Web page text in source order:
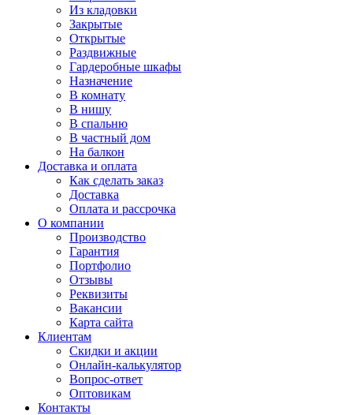
Из кладовки
Закрытые
Открытые
Раздвижные
Гардеробные шкафы
Назначение
В комнату
В нишу
В спальню
В частный дом
На балкон
Доставка и оплата
Как сделать заказ
Доставка
Оплата и рассрочка
О компании
Производство
Гарантия
Портфолио
Отзывы
Реквизиты
Вакансии
Карта сайта
Клиентам
Скидки и акции
Онлайн-калькулятор
Вопрос-ответ
Оптовикам
Контакты